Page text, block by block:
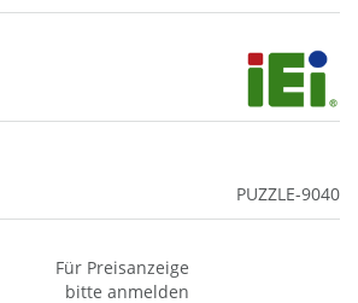
PUZZLE-9040
Für Preisanzeige
bitte anmelden